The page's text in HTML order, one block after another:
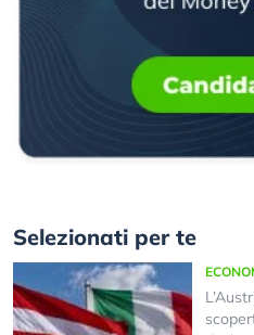
Selezionati per te